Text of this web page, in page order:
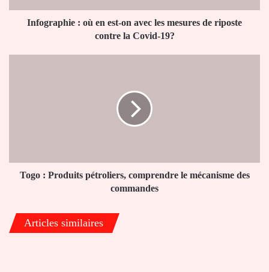
mesures
Infographie : où en est-on avec les mesures de riposte
contre la Covid-19?
commandes
Togo : Produits pétroliers, comprendre le mécanisme des
commandes
Articles similaires